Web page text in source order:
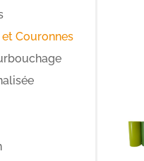
Couronnes